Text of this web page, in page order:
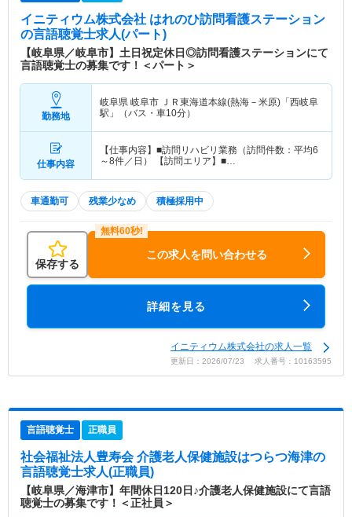
イニティウム株式会社 はれのひ訪問看護ステーション
の言語聴覚士求人(パート)
【岐阜県／岐阜市】土日祝定休日◎訪問看護ステーションにて
言語聴覚士の募集です！＜パート＞
勤務地
岐阜県 岐阜市 ＪＲ東海道本線(熱海－米原)「西岐阜
駅」（バス・車10分）
仕事内容
【仕事内容】■訪問リハビリ業務（訪問件数：平均6
～8件／日） 【訪問エリア】■…
車通勤可 残業少なめ 積極採用中
保存する
この求人を問い合わせる
詳細を見る
イニティウム株式会社の求人一覧
更新日：2026/07/23 求人番号：10163595
言語聴覚士 正職員
社会福祉法人豊寿会 介護老人保健施設はつらつ海津の
言語聴覚士求人(正職員)
【岐阜県／海津市】年間休日120日♪介護老人保健施設にて言語
聴覚士の募集です！＜正社員＞